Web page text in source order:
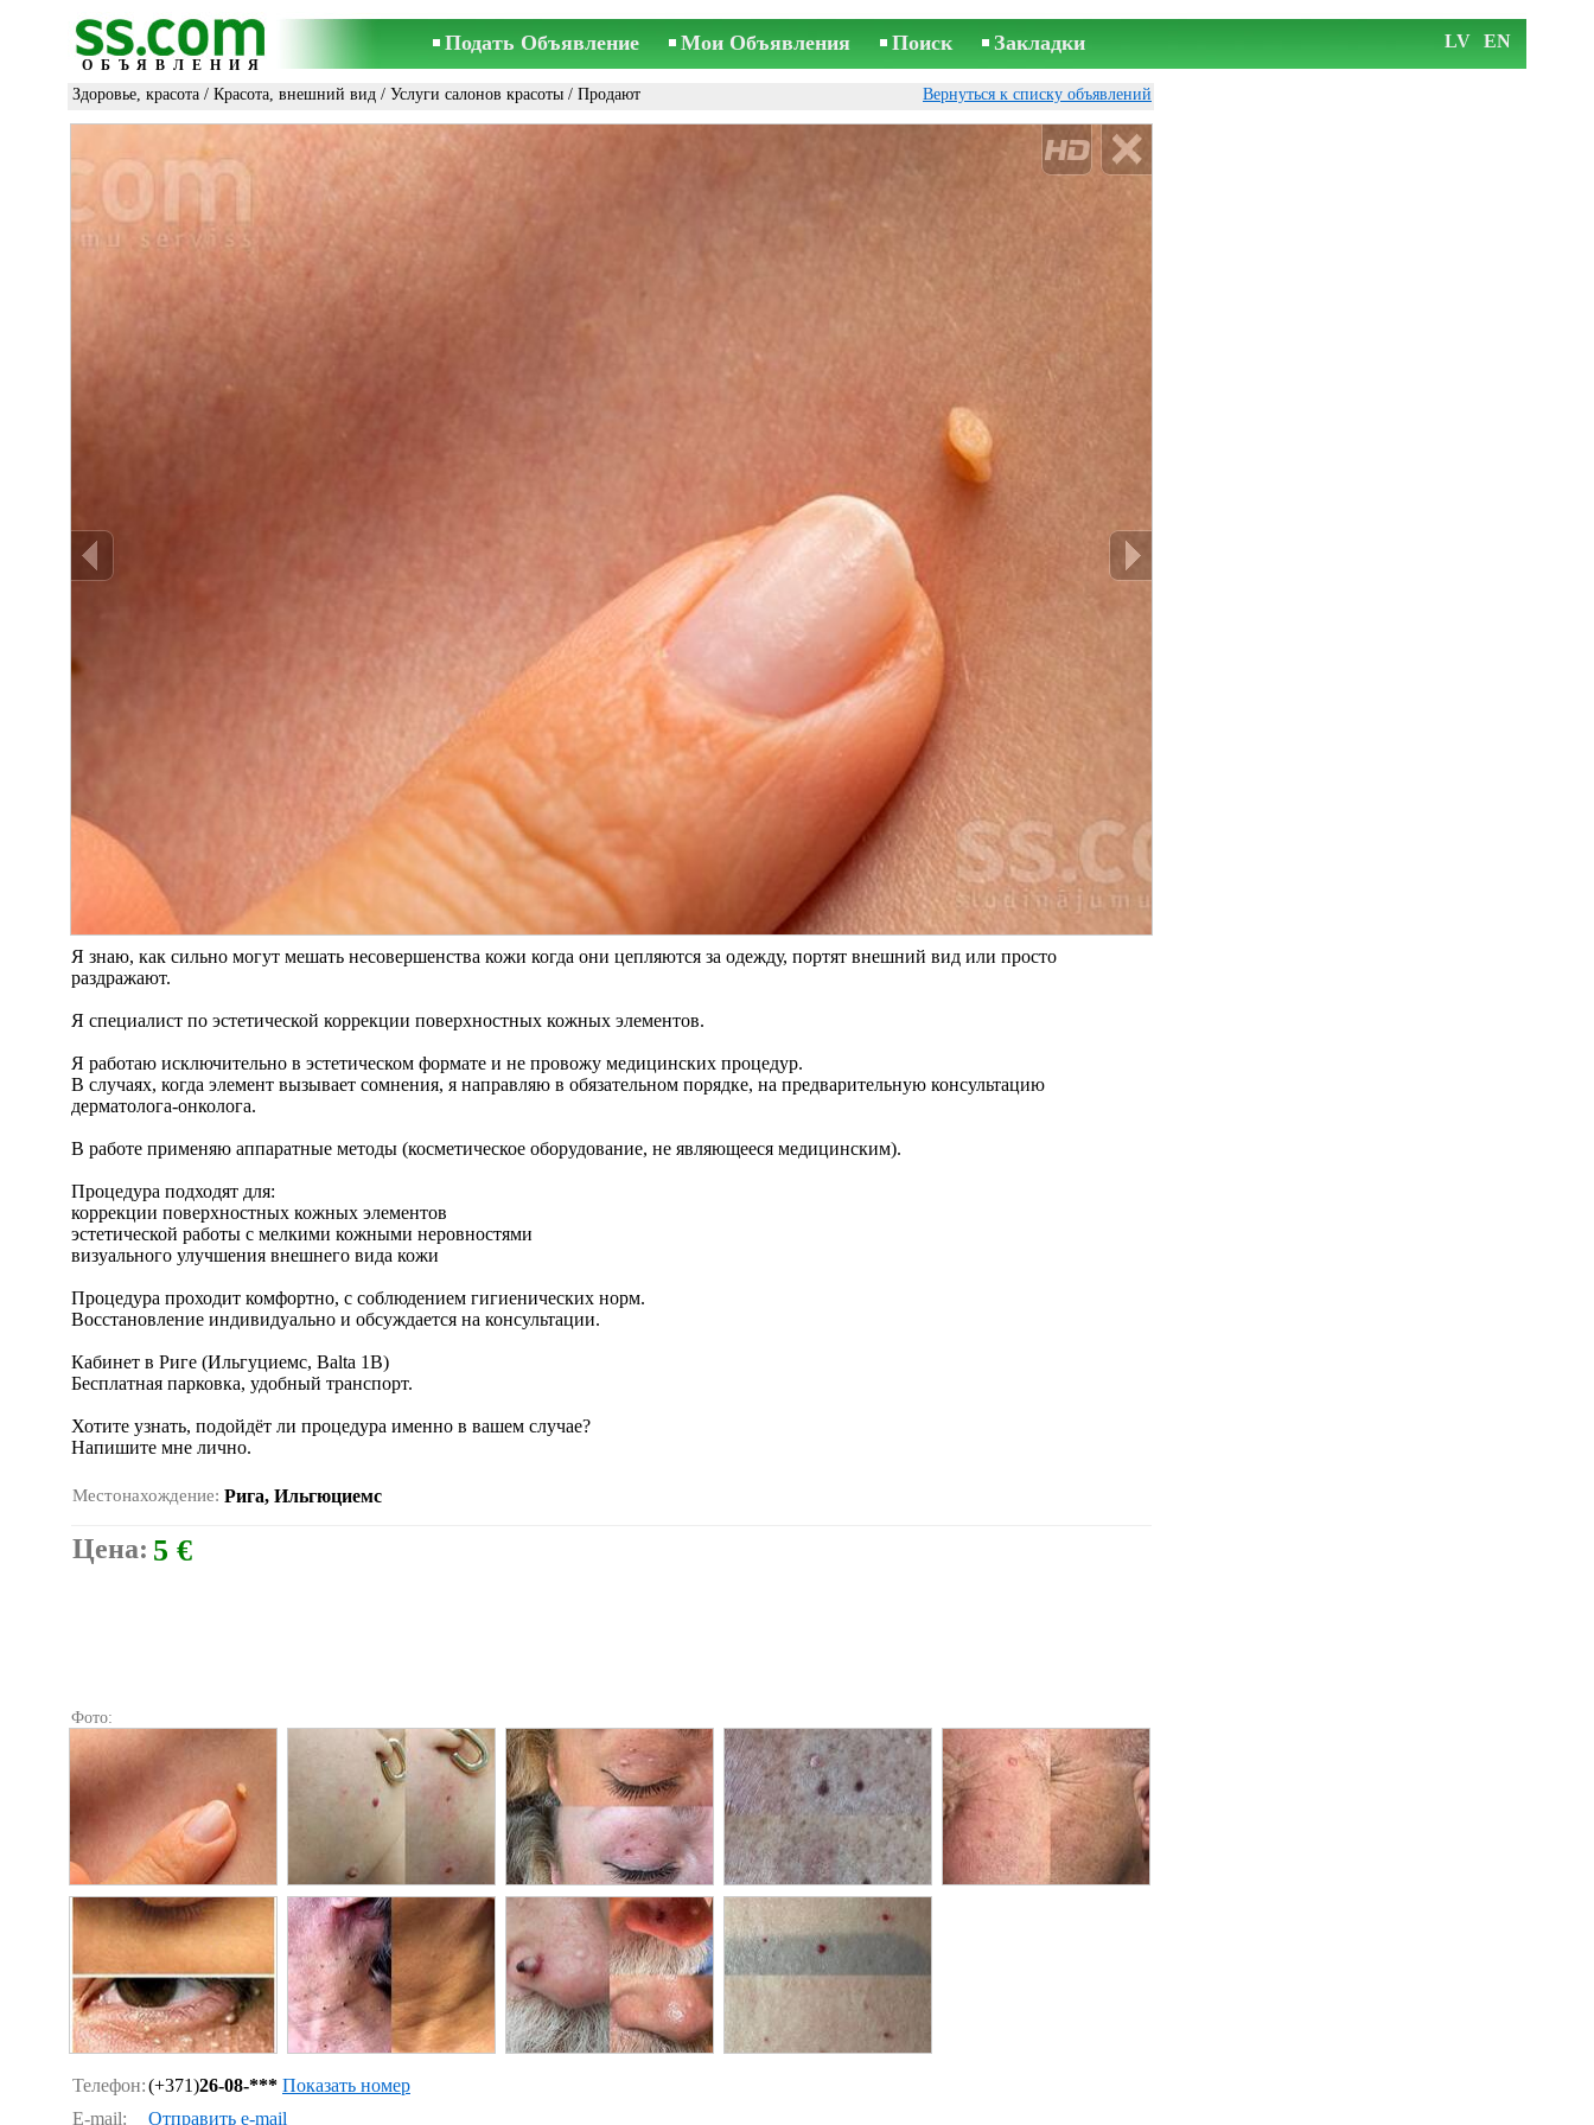
ОБЪЯВЛЕНИЯ
Подать Объявление Мои Объявления Поиск Закладки LV EN
Здоровье, красота / Красота, внешний вид / Услуги салонов красоты / Продают Вернуться к списку объявлений
Я знаю, как сильно могут мешать несовершенства кожи когда они цепляются за одежду, портят внешний вид или просто
раздражают.
Я специалист по эстетической коррекции поверхностных кожных элементов.
Я работаю исключительно в эстетическом формате и не провожу медицинских процедур.
В случаях, когда элемент вызывает сомнения, я направляю в обязательном порядке, на предварительную консультацию
дерматолога-онколога.
В работе применяю аппаратные методы (косметическое оборудование, не являющееся медицинским).
Процедура подходят для:
коррекции поверхностных кожных элементов
эстетической работы с мелкими кожными неровностями
визуального улучшения внешнего вида кожи
Процедура проходит комфортно, с соблюдением гигиенических норм.
Восстановление индивидуально и обсуждается на консультации.
Кабинет в Риге (Ильгуциемс, Balta 1B)
Бесплатная парковка, удобный транспорт.
Хотите узнать, подойдёт ли процедура именно в вашем случае?
Напишите мне лично.
Местонахождение: Рига, Ильгюциемс
Цена: 5 €
Фото:
Телефон:(+371)26-08-*** Показать номер
E-mail:
Отправить e-mail